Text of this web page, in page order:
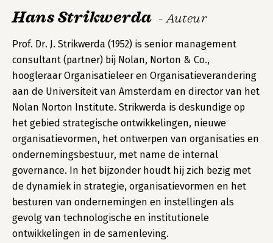
Hans Strikwerda - Auteur
Prof. Dr. J. Strikwerda (1952) is senior management
consultant (partner) bij Nolan, Norton & Co.,
hoogleraar Organisatieleer en Organisatieverandering
aan de Universiteit van Amsterdam en director van het
Nolan Norton Institute. Strikwerda is deskundige op
het gebied strategische ontwikkelingen, nieuwe
organisatievormen, het ontwerpen van organisaties en
ondernemingsbestuur, met name de internal
governance. In het bijzonder houdt hij zich bezig met
de dynamiek in strategie, organisatievormen en het
besturen van ondernemingen en instellingen als
gevolg van technologische en institutionele
ontwikkelingen in de samenleving.